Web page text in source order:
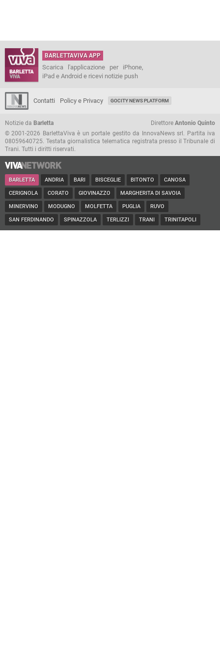
BARLETTAVIVA APP
Scarica l'applicazione per iPhone,
iPad e Android e ricevi notizie push
Contatti Policy e Privacy GOCITY NEWS PLATFORM
Notizie da Barletta Direttore Antonio Quinto
© 2001-2026 BarlettaViva è un portale gestito da InnovaNews srl. Partita iva
08059640725. Testata giornalistica telematica registrata presso il Tribunale di
Trani. Tutti i diritti riservati.
BARLETTA ANDRIA BARI BISCEGLIE BITONTO CANOSA
CERIGNOLA CORATO GIOVINAZZO MARGHERITA DI SAVOIA
MINERVINO MODUGNO MOLFETTA PUGLIA RUVO
SAN FERDINANDO SPINAZZOLA TERLIZZI TRANI TRINITAPOLI